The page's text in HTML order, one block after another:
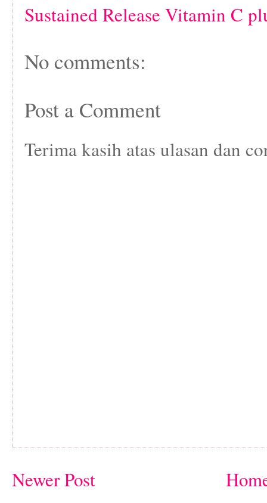
Sustained Release Vitamin C
No comments:
Post a Comment
Terima kasih atas ulasan dan
Newer Post